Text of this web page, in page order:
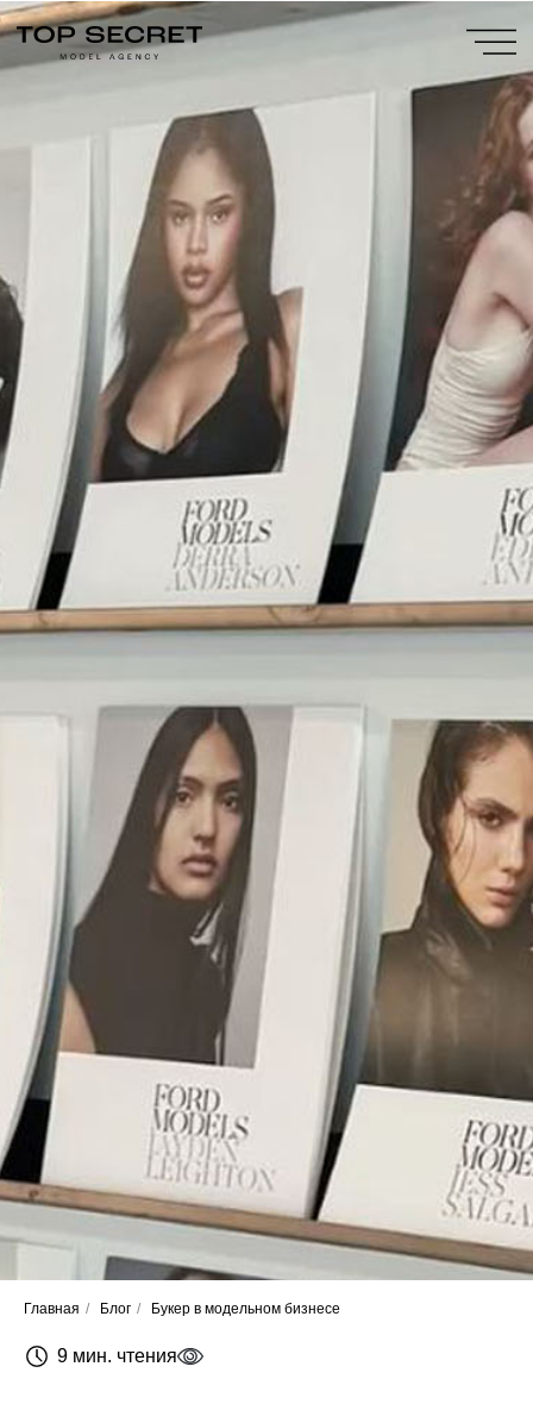
Главная / Блог / Букер в модельном бизнесе
9 мин. чтения